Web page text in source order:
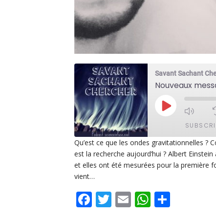
Savant Sachant
PLAY
Apple Podcasts
RSS FEED
SHARE
LINK
EMBED
Qu’est ce que les ondes gravitationnelles
est la recherche aujourd’hui ? Albert
et elles ont été mesurées pour la première
vient…
Facebook
Twitter
EmailWhatsApp